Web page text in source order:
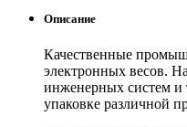
Описание
Качественные
электронных весов.
инженерных систем и
упаковке различной